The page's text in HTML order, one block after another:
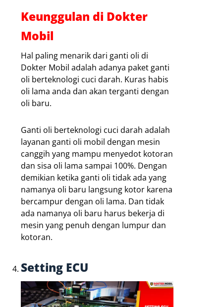
Keunggulan di Dokter
Mobil
Hal paling menarik dari ganti oli di
Dokter Mobil adalah adanya paket ganti
oli berteknologi cuci darah. Kuras habis
oli lama anda dan akan terganti dengan
oli baru.
Ganti oli berteknologi cuci darah adalah
layanan ganti oli mobil dengan mesin
canggih yang mampu menyedot kotoran
dan sisa oli lama sampai 100%. Dengan
demikian ketika ganti oli tidak ada yang
namanya oli baru langsung kotor karena
bercampur dengan oli lama. Dan tidak
ada namanya oli baru harus bekerja di
mesin yang penuh dengan lumpur dan
kotoran.
Setting ECU